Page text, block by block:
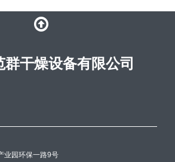
群干燥设备有限公司
业园环保一路9号